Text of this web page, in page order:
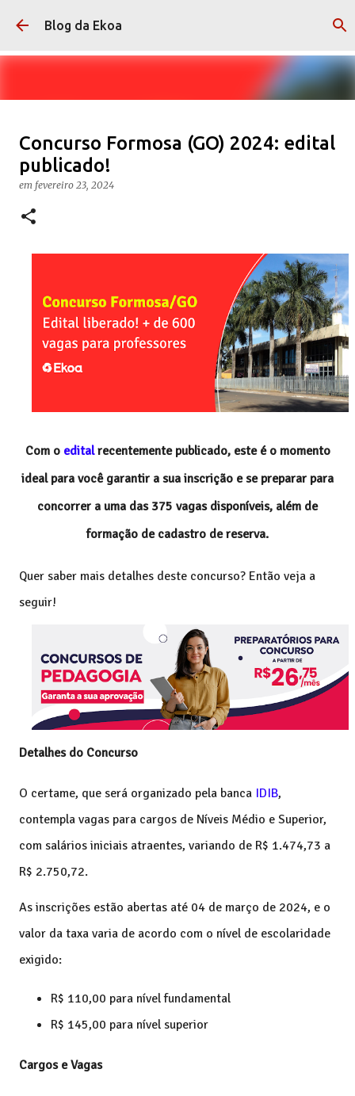
Pular para o conteúdo principal
Blog da Ekoa
Cebraspe: Dicas de como ser
aprovado nas provas
emfevereiro 28, 2024
Concurso Formosa (GO) 2024: edital
publicado!
em fevereiro 23, 2024
Com o editalrecentemente publicado, este é o momento
ideal para você garantir a sua inscrição e se preparar para
concorrer a uma das 375 vagas disponíveis, além de
formação de cadastro de reserva.
Quer saber mais detalhes deste concurso? Então veja a
seguir!
Detalhes do Concurso
O certame, que será organizado pela banca IDIB,
contempla vagas para cargos de Níveis Médio e Superior,
com salários iniciais atraentes, variando de R$ 1.474,73 a
R$ 2.750,72.
As inscrições estão abertas até 04 de março de 2024, e o
valor da taxa varia de acordo com o nível de escolaridade
exigido:
R$ 110,00 para nível fundamental
R$ 145,00 para nível superior
Cargos e Vagas